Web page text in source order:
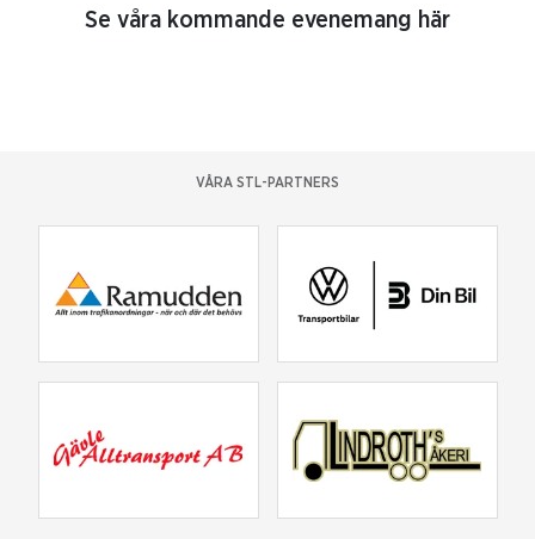
Se våra kommande evenemang här
VÅRA STL-PARTNERS